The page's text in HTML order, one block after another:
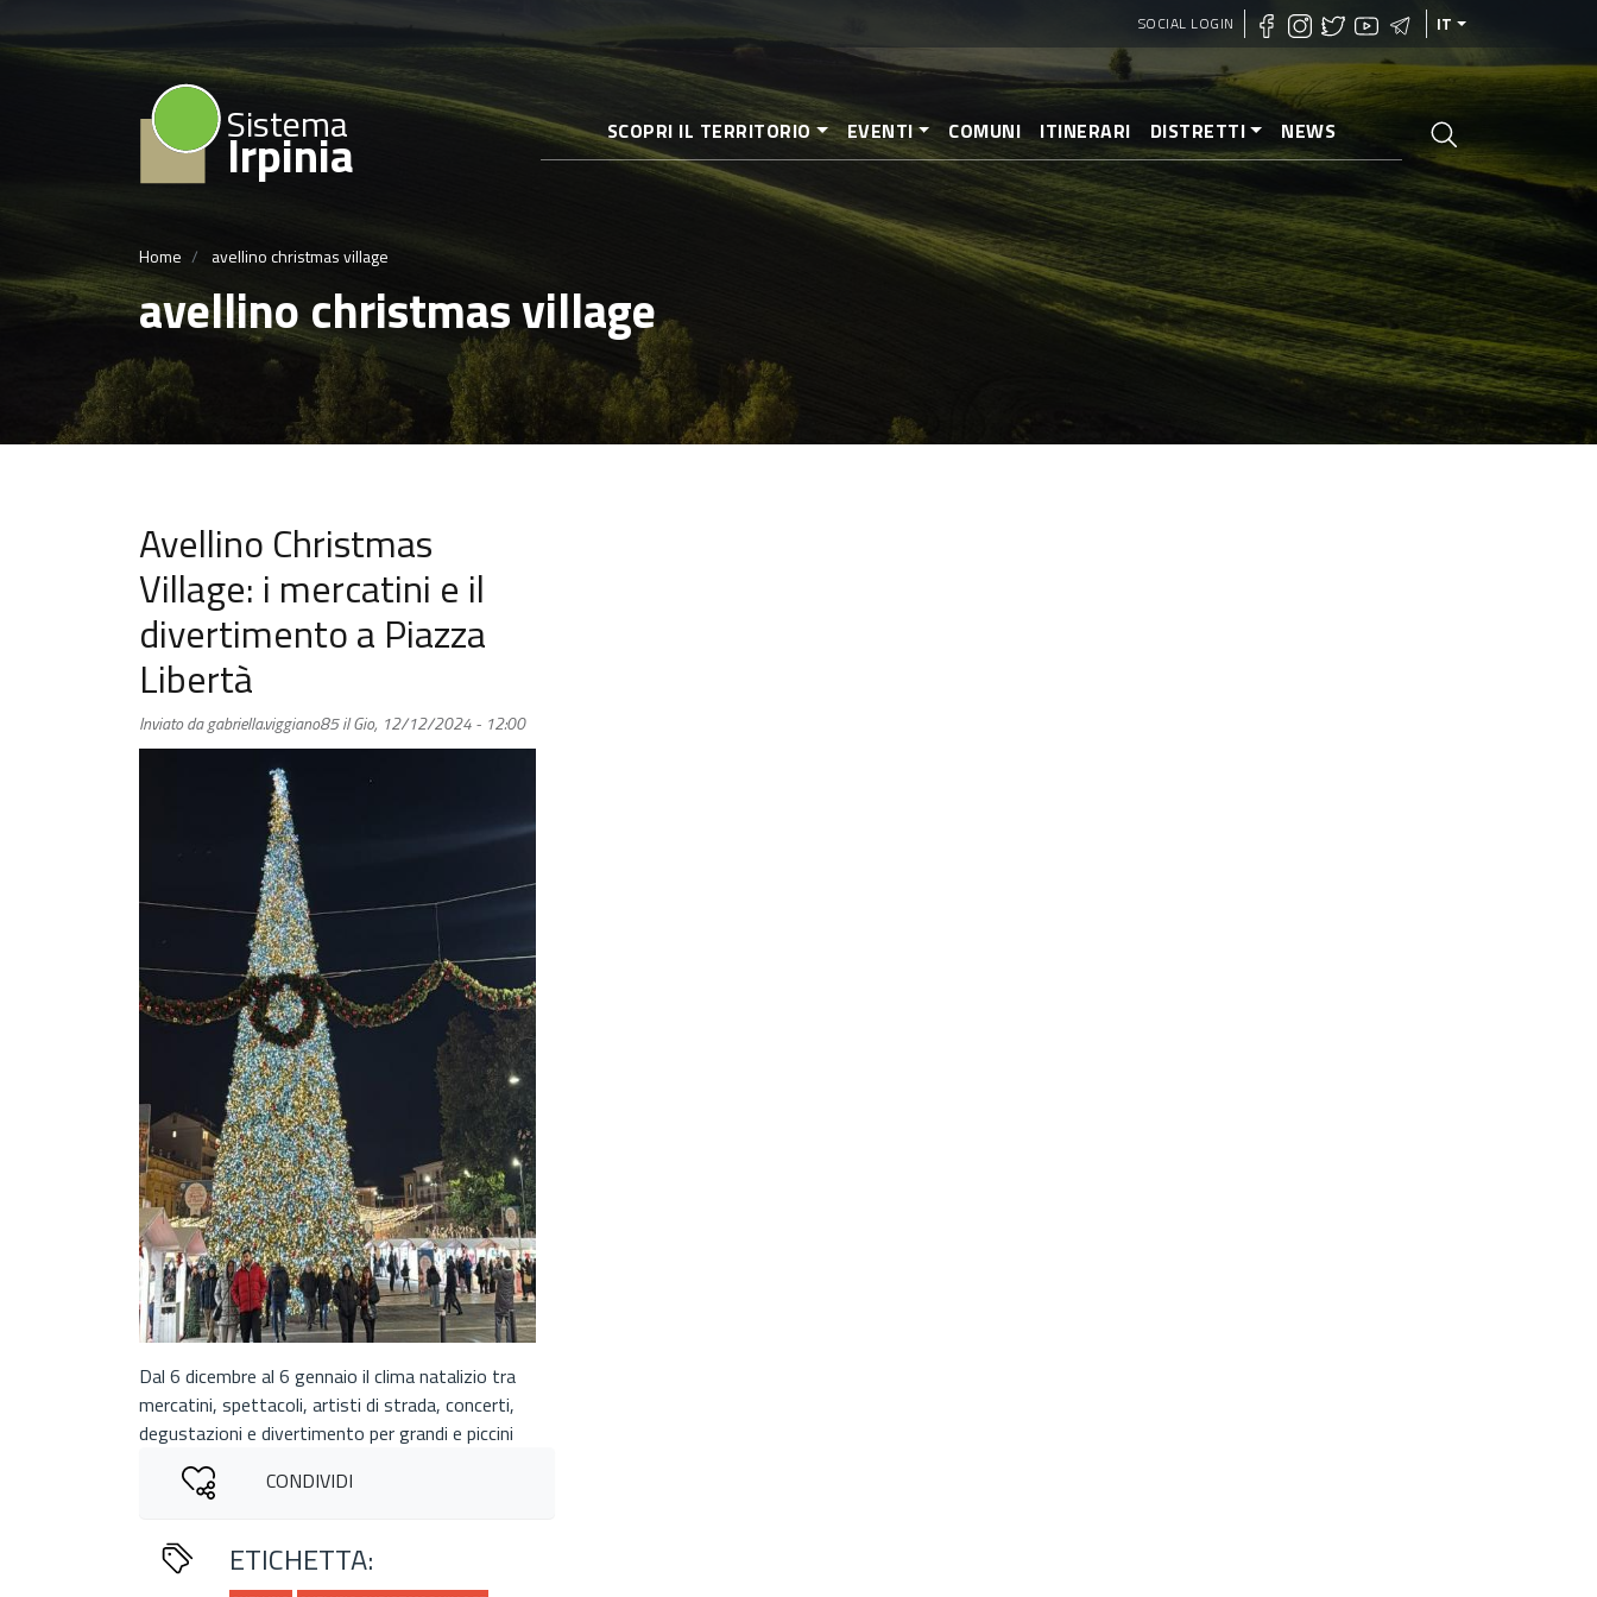
al
contenuto
principale
SOCIAL LOGIN IT
Sistema
Irpinia SCOPRI IL TERRITORIO EVENTI COMUNI ITINERARI DISTRETTI NEWS
Home avellino christmas village
avellino christmas village
Avellino Christmas
Village: i mercatini e il
divertimento a Piazza
Libertà
Inviato dagabriella.viggiano85ilGio, 12/12/2024 - 12:00
Dal 6 dicembre al 6 gennaio il clima natalizio tra
mercatini, spettacoli, artisti di strada, concerti,
degustazioni e divertimento per grandi e piccini
CONDIVIDI
ETICHETTA: